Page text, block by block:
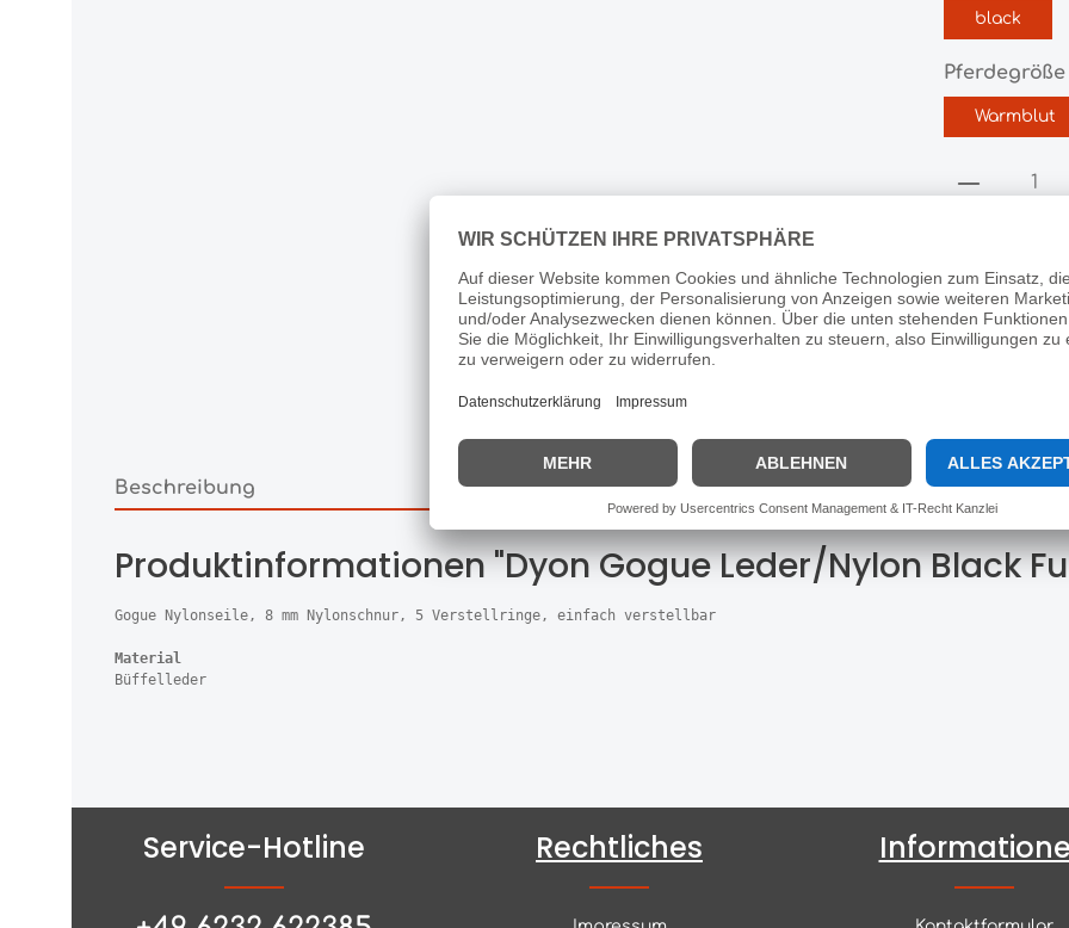
black
Pferdegröße
Warmblut
Beschreibung
Produktinformationen "Dyon Gogue Leder/Nylon Black
Gogue Nylonseile, 8 mm Nylonschnur, 5 Verstellringe, einfach verstellbar
Material
Büffelleder
Service-Hotline Rechtliches